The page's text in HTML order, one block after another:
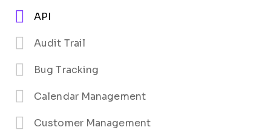
API
Audit Trail
Bug Tracking
Calendar Management
Customer Management